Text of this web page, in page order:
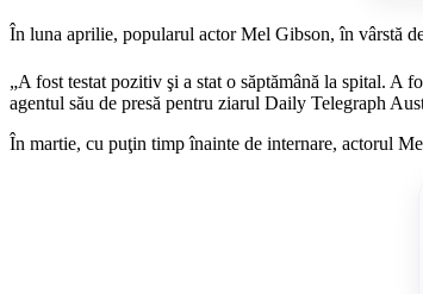
În luna aprilie, popularul actor Mel Gibson, în vârstă
„A fost testat pozitiv şi a stat o săptămână la spital. A
agentul său de presă pentru ziarul Daily Telegraph
În martie, cu puţin timp înainte de internare, actorul